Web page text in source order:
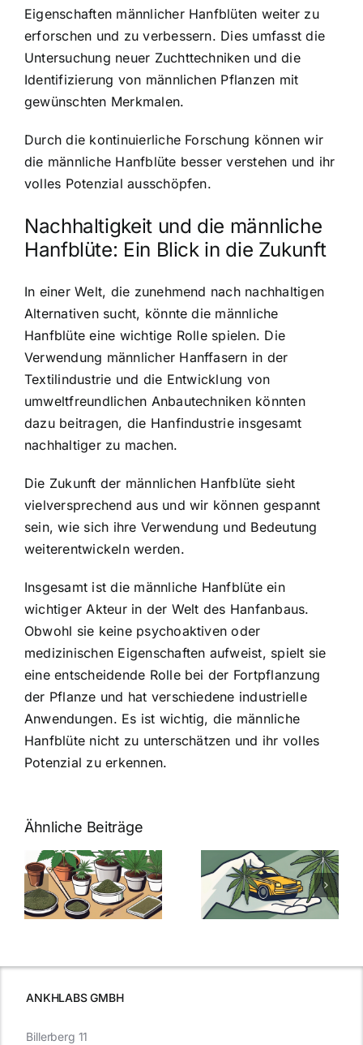
Eigenschaften männlicher Hanfblüten weiter zu
erforschen und zu verbessern. Dies umfasst die
Untersuchung neuer Zuchttechniken und die
Identifizierung von männlichen Pflanzen mit
gewünschten Merkmalen.
Durch die kontinuierliche Forschung können wir
die männliche Hanfblüte besser verstehen und ihr
volles Potenzial ausschöpfen.
Nachhaltigkeit und die männliche
Hanfblüte: Ein Blick in die Zukunft
In einer Welt, die zunehmend nach nachhaltigen
Alternativen sucht, könnte die männliche
Hanfblüte eine wichtige Rolle spielen. Die
Verwendung männlicher Hanffasern in der
Textilindustrie und die Entwicklung von
umweltfreundlichen Anbautechniken könnten
dazu beitragen, die Hanfindustrie insgesamt
nachhaltiger zu machen.
Die Zukunft der männlichen Hanfblüte sieht
vielversprechend aus und wir können gespannt
sein, wie sich ihre Verwendung und Bedeutung
weiterentwickeln werden.
Insgesamt ist die männliche Hanfblüte ein
wichtiger Akteur in der Welt des Hanfanbaus.
Obwohl sie keine psychoaktiven oder
medizinischen Eigenschaften aufweist, spielt sie
eine entscheidende Rolle bei der Fortpflanzung
der Pflanze und hat verschiedene industrielle
Anwendungen. Es ist wichtig, die männliche
Hanfblüte nicht zu unterschätzen und ihr volles
Potenzial zu erkennen.
Ähnliche Beiträge
Neue THC-
Grenzwert-
Regelung:
Was Sie über
Cannabis und
müssen
Cannabis
Samen
kaufen: Alles
was Sie
ANKHLABS GMBH
Billerberg 11